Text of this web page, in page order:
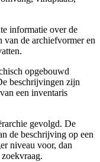
informatie over de
van de archiefvormer en
opgebouwd
beschrijvingen zijn
een inventaris
gevolgd. De
de beschrijving op een
niveau voor, dan